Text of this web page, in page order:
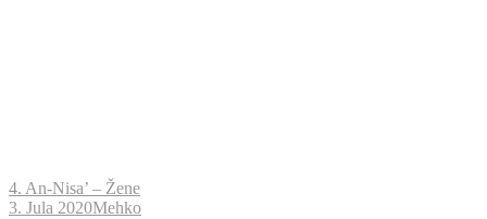
4. An-Nisa’ – Žene
3. Jula 2020Mehko